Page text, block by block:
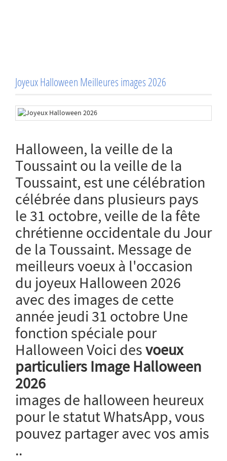
Joyeux Halloween Meilleures images 2026
Halloween, la veille de la
Toussaint ou la veille de la
Toussaint, est une célébration
célébrée dans plusieurs pays
le 31 octobre, veille de la fête
chrétienne occidentale du Jour
de la Toussaint. Message de
meilleurs voeux à l'occasion
du joyeux Halloween 2026
avec des images de cette
année jeudi 31 octobre Une
fonction spéciale pour
Halloween Voici desvoeux
particuliers Image Halloween
2026
images de halloween heureux
pour le statut WhatsApp, vous
pouvez partager avec vos amis
..